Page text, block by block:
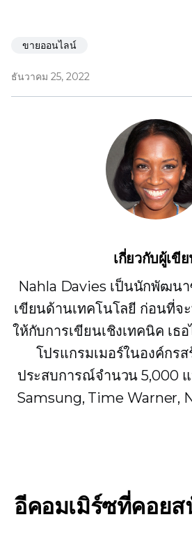
ขายออนไลน์
ธันวาคม 25, 2022
เกี่ยวกับผู้เขี
Nahla Davies เป็นนักพัฒน
เขียนด้านเทคโนโลยี ก่อนที่จะ
ให้กับการเขียนเชิงเทคนิค เธ
โปรแกรมเมอร์ในองค์กร
ประสบการณ์จำนวน 5,000
Samsung, Time Warner,
อีคอมเมิร์ซที่คอย